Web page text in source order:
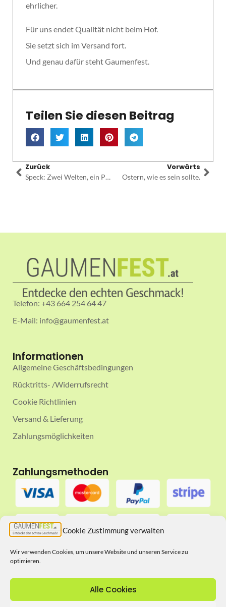
Cookie Zustimmung verwalten
Wir verwenden Cookies, um unsere Website und unseren Service zu
optimieren.
Alle Cookies
ehrlicher.
Für uns endet Qualität nicht beim Hof.
Sie setzt sich im Versand fort.
Und genau dafür steht Gaumenfest.
Teilen Sie diesen Beitrag
Zurück
Speck: Zwei Welten, ein Produkt
Vorwärts
Ostern, wie es sein sollte.
Telefon: +43 664 254 64 47
E-Mail: info@gaumenfest.at
Informationen
Allgemeine Geschäftsbedingungen
Rücktritts- /Widerrufsrecht
Cookie Richtlinien
Versand & Lieferung
Zahlungsmöglichkeiten
Zahlungsmethoden
Folgt uns auf